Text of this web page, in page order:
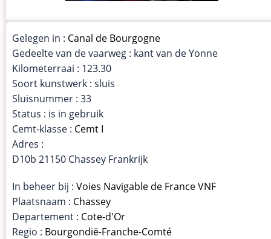
Gelegen in : Canal de Bourgogne
Gedeelte van de vaarweg : kant van de Yonne
Kilometerraai : 123.30
Soort kunstwerk : sluis
Sluisnummer : 33
Status : is in gebruik
Cemt-klasse : Cemt I
Adres :
D10b 21150 Chassey Frankrijk
In beheer bij : Voies Navigable de France VNF
Plaatsnaam : Chassey
Departement : Cote-d'Or
Regio : Bourgondië-Franche-Comté